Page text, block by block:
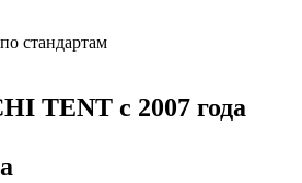
стандартам
TENT с 2007 года